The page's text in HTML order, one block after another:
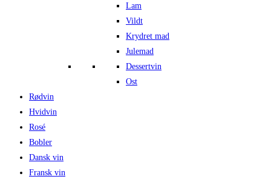
Lam
Vildt
Krydret mad
Julemad
Dessertvin
Ost
Rødvin
Hvidvin
Rosé
Bobler
Dansk vin
Fransk vin